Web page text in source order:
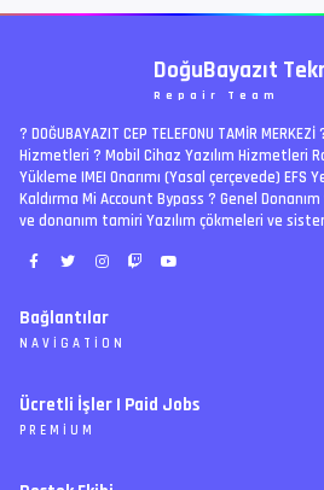
DoğuBayazıt
Repair Team
? DOĞUBAYAZIT CEP TELEFONU TAMİR
Hizmetleri ? Mobil Cihaz Yazılım Hizmetleri
Yükleme IMEI Onarımı (Yasal çerçevede) EFS
Kaldırma Mi Account Bypass ? Genel
ve donanım tamiri Yazılım çökmeleri ve
Bağlantılar
NAVIGATION
Arşiv
Ajanda
Ücretli İşler | Paid Jobs
PREMIUM